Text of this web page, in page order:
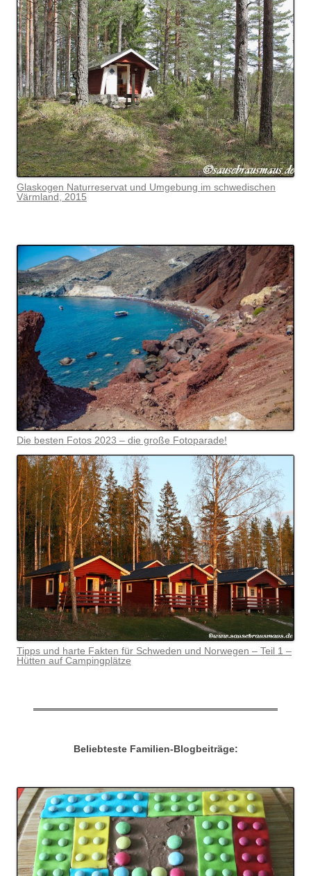
Glaskogen Naturreservat und Umgebung im schwedischen
Värmland, 2015
Die besten Fotos 2023 – die große Fotoparade!
Tipps und harte Fakten für Schweden und Norwegen – Teil 1 –
Hütten auf Campingplätze
Beliebteste Familien-Blogbeiträge: